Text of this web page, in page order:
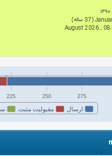
ارسال مقبولیت مثبت
225 250 275